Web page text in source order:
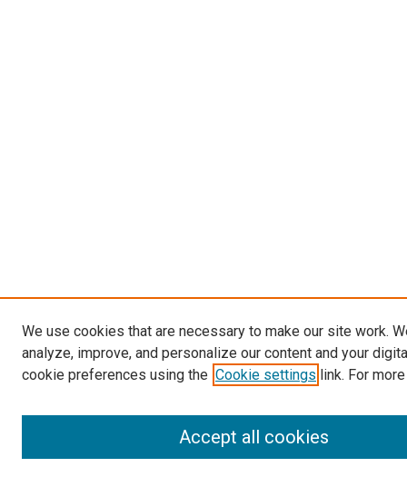
We use cookies that are necessary to make our site work.
analyze, improve, and personalize our content and your
cookie preferences using the Cookie settings link. For
Accept all cookies